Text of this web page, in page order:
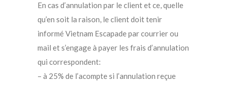
En cas d’annulation par le client et ce, quelle
qu’en soit la raison, le client doit tenir
informé Vietnam Escapade par courrier ou
mail et s’engage à payer les frais d’annulation
qui correspondent:
– à 25% de l’acompte si l’annulation reçue